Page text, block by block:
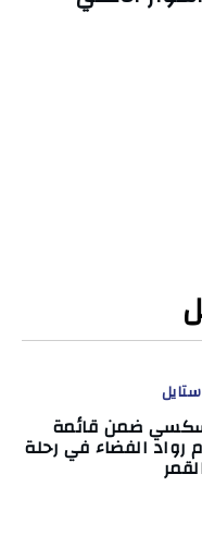
ضمن قائمة
رواد الفضاء في رحلة